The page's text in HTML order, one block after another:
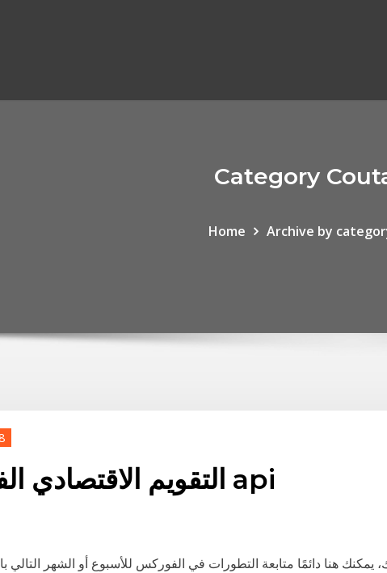
Category
Home Archive by
التقويم الاقتصادي الفوركس api
يمكنك هنا دائمًا متابعة التطورات في الفوركس للأسبوع أو الشهر التالي